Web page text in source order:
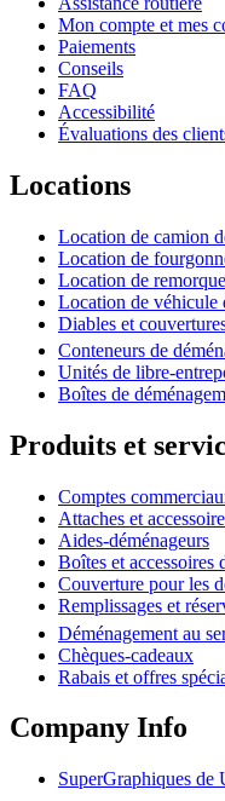
Mon compte et mes
Paiements
Conseils
FAQ
Accessibilité
Évaluations des
Locations
Location de camion
Location de
Location de remorque
Location de véhicule
Diables et
Conteneurs de
Unités de libre-
Boîtes de
Produits et
Comptes
Attaches et
Aides-déménageurs
Boîtes et accessoires
Couverture pour les
Remplissages et
Déménagement au
Chèques-cadeaux
Rabais et offres
Company Info
SuperGraphiques de